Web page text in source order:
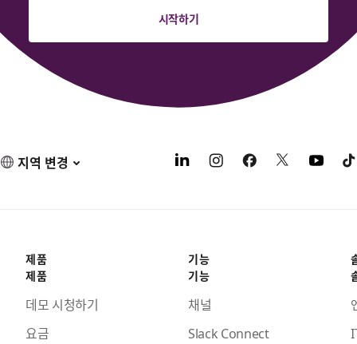
시작하기
지역 변경
제품
제품
데모 시청하기
요금
기능
기능
채널
Slack Connect